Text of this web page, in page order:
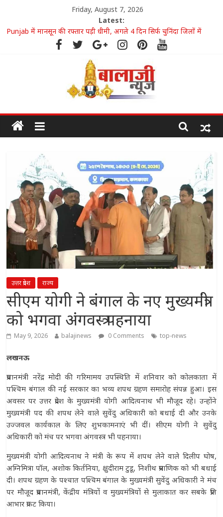
Friday, August 7, 2026
Latest:
Punjab में मानसून की रफ्तार पड़ी धीमी, अगले 4 दिन सिर्फ चुनिंदा जिलों में
हल्की बारिश के आसार
JBT घोटाले में अजय चौटाला दोषी करार, सजा के खिलाफ अब सुप्रीम कोर्ट का
17 अगस्त से सूर्य-केतु मिलन, सिंह समेत तीन राशियों की चमकेगी किस्मत
Amazon Great Freedom Sale शुरू, Samsung-Xiaomi समेत फ्लैगशिप
स्मार्टफोन्स पर बंपर डिस्काउंट
उत्तर प्रदेश राज्य
सीएम योगी ने बंगाल के नए मुख्यमंत्री
को भगवा अंगवस्त्र पहनाया
May 9, 2026 balajinews 0 Comments top-news
लखनऊ
प्रधानमंत्री नरेंद्र मोदी की गरिमामय उपस्थिति में शनिवार को कोलकाता में
पश्चिम बंगाल की नई सरकार का भव्य शपथ ग्रहण समारोह संपन्न हुआ। इस
अवसर पर उत्तर प्रदेश के मुख्यमंत्री योगी आदित्यनाथ भी मौजूद रहे। उन्होंने
मुख्यमंत्री पद की शपथ लेने वाले सुवेंदु अधिकारी को बधाई दी और उनके
उज्जवल कार्यकाल के लिए शुभकामनाएं भी दीं। सीएम योगी ने सुवेंदु
अधिकारी को मंच पर भगवा अंगवस्त्र भी पहनाया।
मुख्यमंत्री योगी आदित्यनाथ ने मंत्री के रूप में शपथ लेने वाले दिलीप घोष,
अग्निमित्रा पॉल, अशोक किर्तनिया, क्षुदीराम टुडू, निशीथ प्रमाणिक को भी बधाई
दी। शपथ ग्रहण के पश्चात पश्चिम बंगाल के मुख्यमंत्री सुवेंदु अधिकारी ने मंच
पर मौजूद प्रधानमंत्री, केंद्रीय मंत्रियों व मुख्यमंत्रियों से मुलाकात कर सबके प्रति
आभार प्रकट किया।